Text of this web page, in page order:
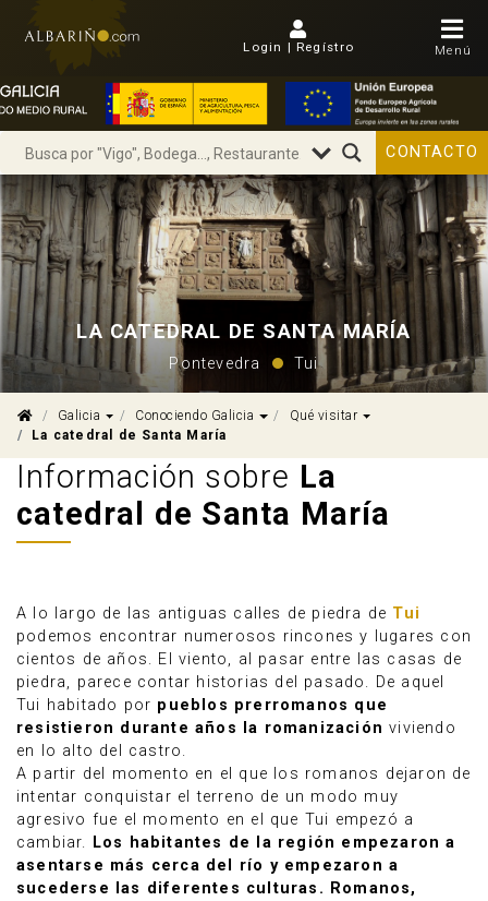
Login | Regístro Menú
Anúnciate
CONTACTO
LA CATEDRAL DE SANTA MARÍA
Pontevedra Tui
Galicia Dropdown
Conociendo Galicia Dropdown
Qué visitar Dropdown
La catedral de Santa María
Información sobre La
catedral de Santa María
A lo largo de las antiguas calles de piedra de Tui
podemos encontrar numerosos rincones y lugares con
cientos de años. El viento, al pasar entre las casas de
piedra, parece contar historias del pasado. De aquel
Tui habitado por pueblos prerromanos que
resistieron durante años la romanización viviendo
en lo alto del castro.
A partir del momento en el que los romanos dejaron de
intentar conquistar el terreno de un modo muy
agresivo fue el momento en el que Tui empezó a
cambiar.
Los habitantes de la región empezaron a
asentarse más cerca del río y empezaron a
sucederse las diferentes culturas. Romanos,